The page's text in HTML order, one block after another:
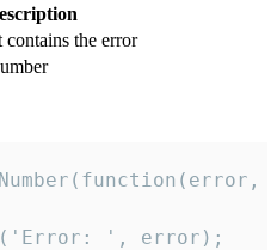
contains the error
', error);